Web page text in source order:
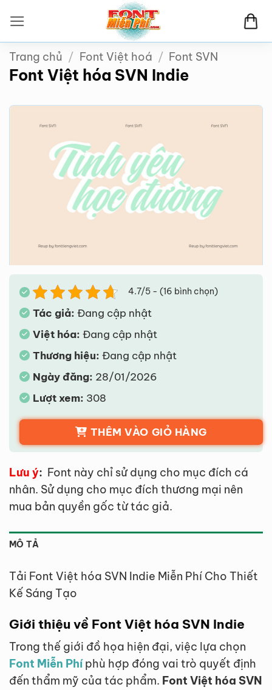
qua
nội
dung
Trang chủ / Font Việt hoá / Font SVN
Font Việt hóa SVN Indie
4.7/5 - (16 bình chọn)
Tác giả: Đang cập nhật
Việt hóa: Đang cập nhật
Thương hiệu: Đang cập nhật
Ngày đăng: 28/01/2026
Lượt xem: 308
THÊM VÀO GIỎ HÀNG
Lưu ý: Font này chỉ sử dụng cho mục đích cá
nhân. Sử dụng cho mục đích thương mại nên
mua bản quyền gốc từ tác giả.
MÔ TẢ
Tải Font Việt hóa SVN Indie Miễn Phí Cho Thiết
Kế Sáng Tạo
Giới thiệu về Font Việt hóa SVN Indie
Trong thế giới đồ họa hiện đại, việc lựa chọn
Font Miễn Phíphù hợp đóng vai trò quyết định
đến thẩm mỹ của tác phẩm. Font Việt hóa SVN